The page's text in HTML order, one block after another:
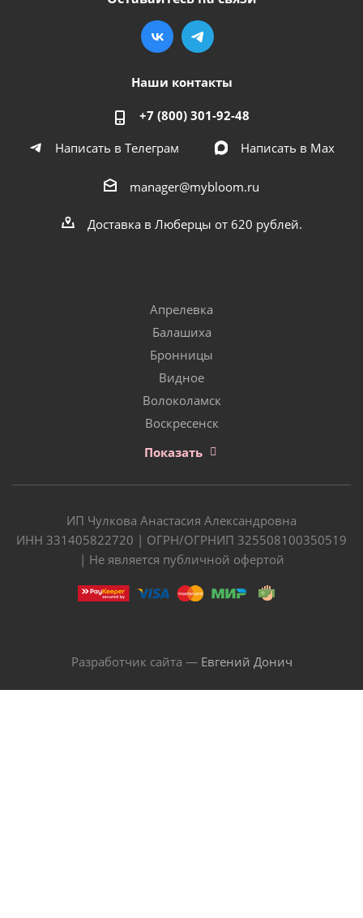
Наши контакты
+7 (800) 301-92-48
Написать в Телеграм
Написать в Мах
manager@mybloom.ru
Доставка в Люберцы от 620 рублей.
Апрелевка
Балашиха
Бронницы
Видное
Волоколамск
Воскресенск
Показать
ИП Чулкова Анастасия Александровна
ИНН 331405822720 | ОГРН/ОГРНИП 325508100350519
| Не является публичной офертой
Разработчик сайта — Евгений Донич